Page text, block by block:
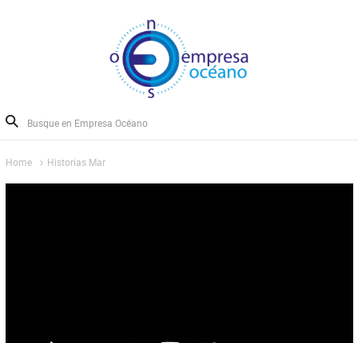
Home Historias Mar